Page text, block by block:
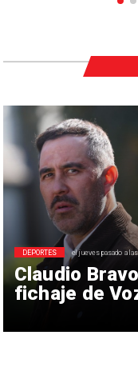
Claudio
fichaje de
DEPORTES el jueves pasado a